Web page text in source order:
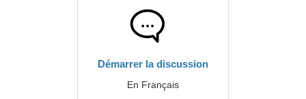
Démarrer la discussion
En Français